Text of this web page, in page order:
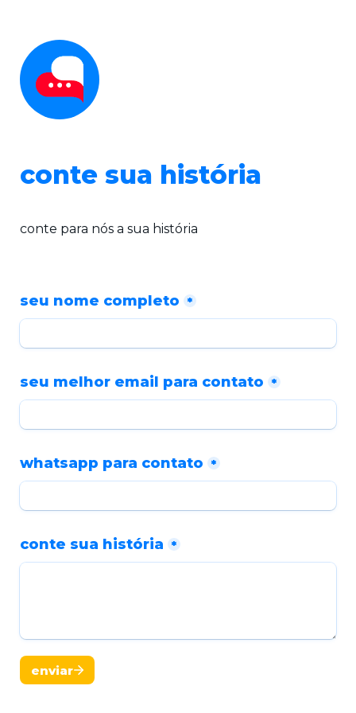
conte sua história
conte para nós a sua história
seu nome completo *
seu melhor email para contato *
whatsapp para contato *
conte sua história *
enviar